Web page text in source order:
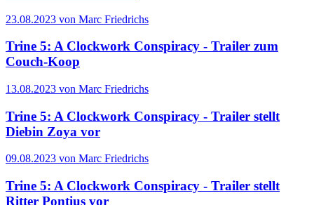
23.08.2023 von Marc Friedrichs
Trine 5: A Clockwork Conspiracy - Trailer zum
Couch-Koop
13.08.2023 von Marc Friedrichs
Trine 5: A Clockwork Conspiracy - Trailer stellt
Diebin Zoya vor
09.08.2023 von Marc Friedrichs
Trine 5: A Clockwork Conspiracy - Trailer stellt
Ritter Pontius vor